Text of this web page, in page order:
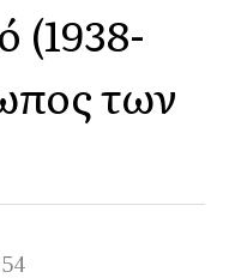
(1938-
των